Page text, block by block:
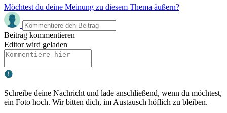
Möchtest du deine Meinung zu diesem Thema äußern?
Beitrag kommentieren
Editor wird geladen
Schreibe deine Nachricht und lade anschließend, wenn du möchtest,
ein Foto hoch. Wir bitten dich, im Austausch höflich zu bleiben.